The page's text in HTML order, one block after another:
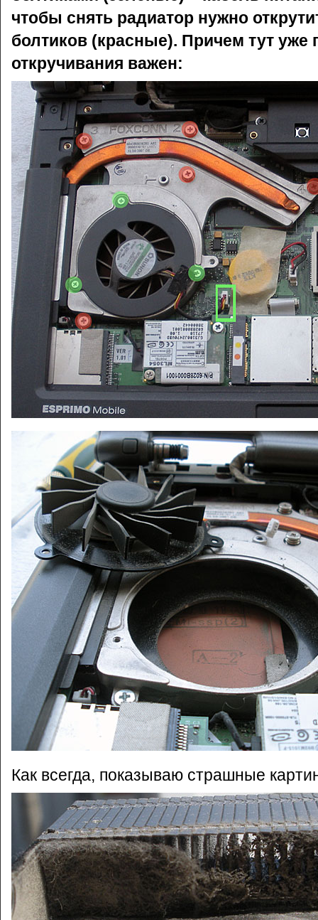
чтобы снять радиатор нужно
болтиков (красные). Причем тут уже
откручивания важен:
Как всегда, показываю страшные